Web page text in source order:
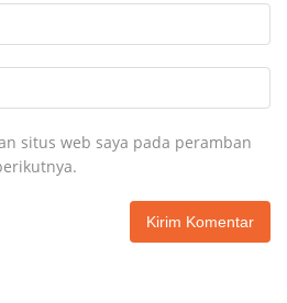
situs web saya pada peramban